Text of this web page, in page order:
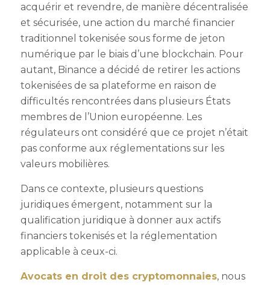
acquérir et revendre, de manière décentralisée
et sécurisée, une action du marché financier
traditionnel tokenisée sous forme de jeton
numérique par le biais d’une blockchain. Pour
autant, Binance a décidé de retirer les actions
tokenisées de sa plateforme en raison de
difficultés rencontrées dans plusieurs États
membres de l’Union européenne. Les
régulateurs ont considéré que ce projet n’était
pas conforme aux réglementations sur les
valeurs mobilières.
Dans ce contexte, plusieurs questions
juridiques émergent, notamment sur la
qualification juridique à donner aux actifs
financiers tokenisés et la réglementation
applicable à ceux-ci.
Avocats en droit des cryptomonnaies, nous